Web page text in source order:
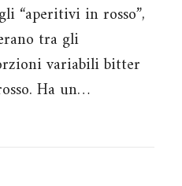
“aperitivi in rosso”,
tra gli
variabili bitter
Ha un…